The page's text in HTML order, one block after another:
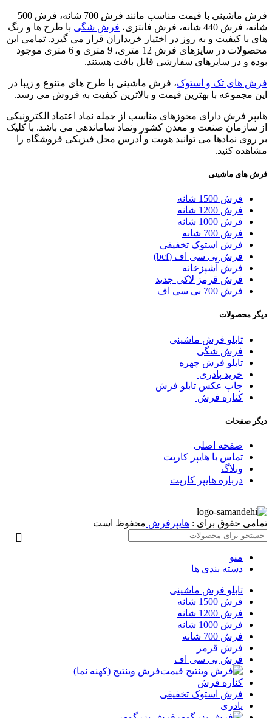
فرش ماشینی با قیمت مناسب مانند فرش 700 شانه، فرش 500
شانه، فرش 440 شانه، فرش فانتزی،
فرش شگی با طرح ها و رنگ
های با کیفیت و به روز در اختیار خریداران قرار می گیرد. تمامی این
محصولات در سایزهای فرش 12 متری، 9 متری و 6 متری موجود
بوده و در سایزهای سفارشی قابل بافت هستند.
فرش های تک و استوک، فرش ماشینی با طرح های متنوع و زیبا در
این مجموعه با بهترین قیمت و بالاترین کیفیت به فروش می رسد.
هایپر فرش دارای مجوزهای مناسب از جمله نماد اعتماد الکترونیکی
از سازمان صنعت و معدن کشور ونماد ساماندهی می باشد. با کلیک
بر روی نمادها می توانید هویت و آدرس محل فیزیکی فروشگاه را
مشاهده کنید.
فرش های ماشینی
فرش 1500 شانه
فرش 1200 شانه
فرش 1000 شانه
فرش 700 شانه
فرش استوک تخفیفی
فرش بی سی اف (bcf)
فرش آشپزخانه
فرش قرمز لاکی جدید
فرش 700 بی سی اف
دیگر محصولات
تابلو فرش ماشینی
فرش شگی
تابلو فرش چهره
خرید پادری
چاپ عکس تابلو فرش
کناره فرش
دیگر صفحات
صفحه اصلی
تماس با هایپر کارپت
وبلاگ
درباره هایپر کارپت
تمامی حقوق برای : هایپرفرش محفوظ است
منو
دسته بندی ها
تابلو فرش ماشینی
فرش 1500 شانه
فرش 1200 شانه
فرش 1000 شانه
فرش 700 شانه
فرش قرمز
فرش بی سی اف
فرش وینتیج (کهنه نما)
کناره فرش
فرش استوک تخفیفی
پادری